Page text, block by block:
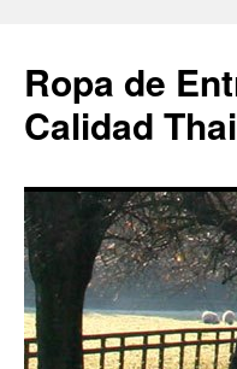
Ropa de
Calidad